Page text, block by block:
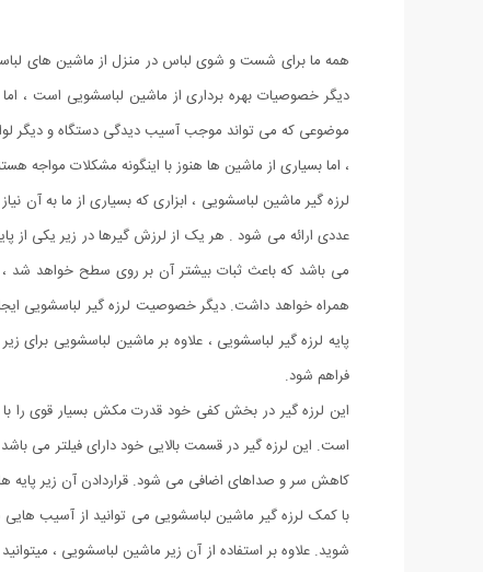
همه ما برای شست و شوی لباس در منزل از ماشین های
دیگر خصوصیات بهره برداری از ماشین لباسشویی است ،
موضوعی که می تواند موجب آسیب دیدگی دستگاه و دیگر
، اما بسیاری از ماشین ها هنوز با اینگونه مشکلات مواجه
لرزه گیر ماشین لباسشویی ، ابزاری که بسیاری از ما به
عددی ارائه می شود . هر یک از لرزش گیرها در زیر یکی از
می باشد که باعث ثبات بیشتر آن بر روی سطح خواهد شد
همراه خواهد داشت. دیگر خصوصیت لرزه گیر لباسشویی
پایه لرزه گیر لباسشویی ، علاوه بر ماشین لباسشویی
فراهم شود.
این لرزه گیر در بخش کفی خود قدرت مکش بسیار قوی را
است. این لرزه گیر در قسمت بالایی خود دارای فیلتر
کاهش سر و صداهای اضافی می شود. قراردادن آن زیر پایه
با کمک لرزه گیر ماشین لباسشویی می توانید از آسیب
شوید. علاوه بر استفاده از آن زیر ماشین لباسشویی ،